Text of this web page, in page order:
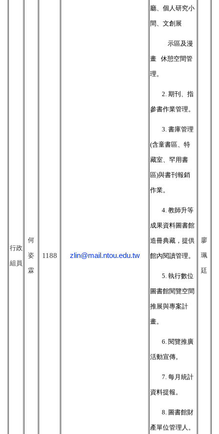
行政
組員
何
姿
霖
1188 zlin@mail.ntou.edu.tw
廳、個人研究小
間、文創展
示區及漫
畫 休憩空間管
理。
2. 期刊、指
參書作業管理。
3. 書庫管理
(含童書區、特
藏室、罕用書
區)與書刊報銷
作業。
4. 教師升等
成果資料圖書館
造冊典藏，提供
館內閱讀管理。
5. 執行數位
圖書館閱覽空間
推展與專案計
畫。
6. 閱覽推廣
活動宣傳。
7. 每月統計
資料提報。
8. 圖書館財
產單位管理人。
廖
珮
廷